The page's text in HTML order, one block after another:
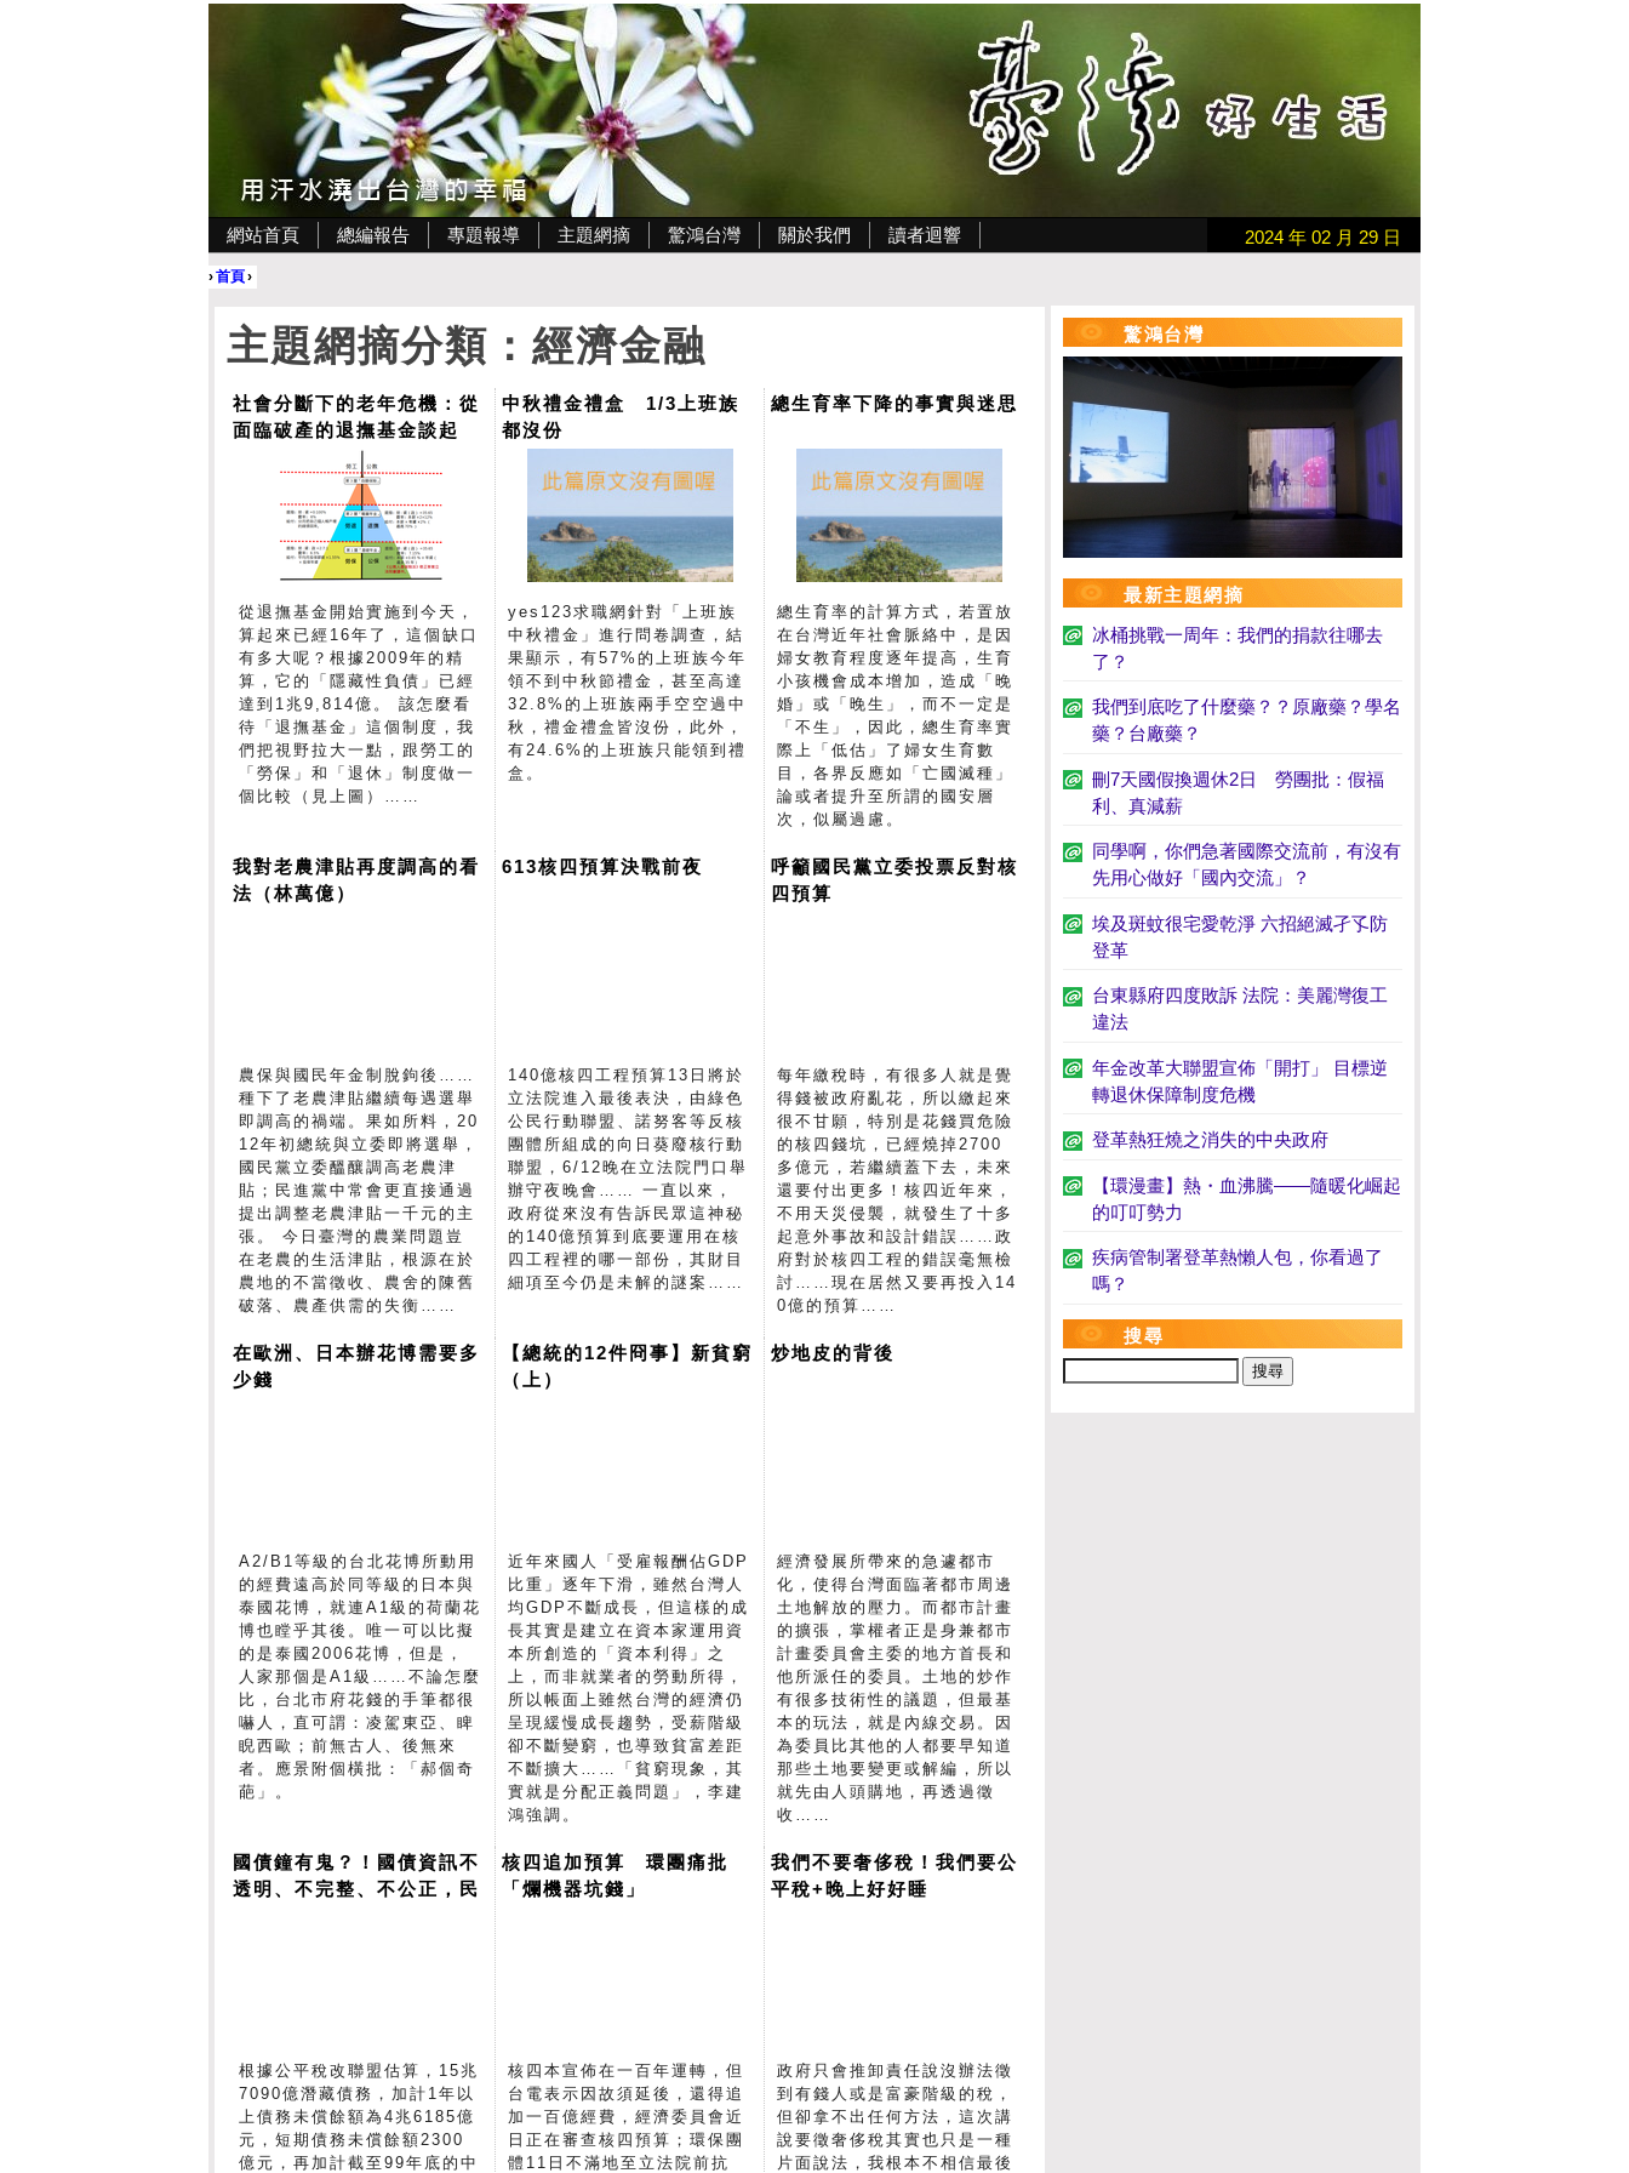
網站首頁 總編報告 專題報導 主題網摘 驚鴻台灣 關於我們 讀者迴響 2024 年 02 月 29 日
›首頁›
主題網摘分類：經濟金融
社會分斷下的老年危機：從
面臨破產的退撫基金談起
從退撫基金開始實施到今天，
算起來已經16年了，這個缺口
有多大呢？根據2009年的精
算，它的「隱藏性負債」已經
達到1兆9,814億。 該怎麼看
待「退撫基金」這個制度，我
們把視野拉大一點，跟勞工的
「勞保」和「退休」制度做一
個比較（見上圖）……
中秋禮金禮盒 1/3上班族
都沒份
yes123求職網針對「上班族
中秋禮金」進行問卷調查，結
果顯示，有57%的上班族今年
領不到中秋節禮金，甚至高達
32.8%的上班族兩手空空過中
秋，禮金禮盒皆沒份，此外，
有24.6%的上班族只能領到禮
盒。
總生育率下降的事實與迷思
總生育率的計算方式，若置放
在台灣近年社會脈絡中，是因
婦女教育程度逐年提高，生育
小孩機會成本增加，造成「晚
婚」或「晚生」，而不一定是
「不生」，因此，總生育率實
際上「低估」了婦女生育數
目，各界反應如「亡國滅種」
論或者提升至所謂的國安層
次，似屬過慮。
我對老農津貼再度調高的看
法（林萬億）
農保與國民年金制脫鉤後……
種下了老農津貼繼續每遇選舉
即調高的禍端。果如所料，20
12年初總統與立委即將選舉，
國民黨立委醞釀調高老農津
貼；民進黨中常會更直接通過
提出調整老農津貼一千元的主
張。 今日臺灣的農業問題豈
在老農的生活津貼，根源在於
農地的不當徵收、農舍的陳舊
破落、農產供需的失衡……
613核四預算決戰前夜
140億核四工程預算13日將於
立法院進入最後表決，由綠色
公民行動聯盟、諾努客等反核
團體所組成的向日葵廢核行動
聯盟，6/12晚在立法院門口舉
辦守夜晚會…… 一直以來，
政府從來沒有告訴民眾這神秘
的140億預算到底要運用在核
四工程裡的哪一部份，其財目
細項至今仍是未解的謎案……
呼籲國民黨立委投票反對核
四預算
每年繳稅時，有很多人就是覺
得錢被政府亂花，所以繳起來
很不甘願，特別是花錢買危險
的核四錢坑，已經燒掉2700
多億元，若繼續蓋下去，未來
還要付出更多！核四近年來，
不用天災侵襲，就發生了十多
起意外事故和設計錯誤……政
府對於核四工程的錯誤毫無檢
討……現在居然又要再投入14
0億的預算……
在歐洲、日本辦花博需要多
少錢
A2/B1等級的台北花博所動用
的經費遠高於同等級的日本與
泰國花博，就連A1級的荷蘭花
博也瞠乎其後。唯一可以比擬
的是泰國2006花博，但是，
人家那個是A1級……不論怎麼
比，台北市府花錢的手筆都很
嚇人，直可謂：凌駕東亞、睥
睨西歐；前無古人、後無來
者。應景附個橫批：「郝個奇
葩」。
【總統的12件冏事】新貧窮
（上）
近年來國人「受雇報酬佔GDP
比重」逐年下滑，雖然台灣人
均GDP不斷成長，但這樣的成
長其實是建立在資本家運用資
本所創造的「資本利得」之
上，而非就業者的勞動所得，
所以帳面上雖然台灣的經濟仍
呈現緩慢成長趨勢，受薪階級
卻不斷變窮，也導致貧富差距
不斷擴大……「貧窮現象，其
實就是分配正義問題」，李建
鴻強調。
炒地皮的背後
經濟發展所帶來的急遽都市
化，使得台灣面臨著都市周邊
土地解放的壓力。而都市計畫
的擴張，掌權者正是身兼都市
計畫委員會主委的地方首長和
他所派任的委員。土地的炒作
有很多技術性的議題，但最基
本的玩法，就是內線交易。因
為委員比其他的人都要早知道
那些土地要變更或解編，所以
就先由人頭購地，再透過徵
收……
國債鐘有鬼？！國債資訊不
透明、不完整、不公正，民
根據公平稅改聯盟估算，15兆
7090億潛藏債務，加計1年以
上債務未償餘額為4兆6185億
元，短期債務未償餘額2300
億元，再加計截至99年底的中
核四追加預算 環團痛批
「爛機器坑錢」
核四本宣佈在一百年運轉，但
台電表示因故須延後，還得追
加一百億經費，經濟委員會近
日正在審查核四預算；環保團
體11日不滿地至立法院前抗
我們不要奢侈稅！我們要公
平稅+晚上好好睡
政府只會推卸責任說沒辦法徵
到有錢人或是富豪階級的稅，
但卻拿不出任何方法，這次講
說要徵奢侈稅其實也只是一種
片面說法，我根本不相信最後
驚鴻台灣
最新主題網摘
冰桶挑戰一周年：我們的捐款往哪去
了？
我們到底吃了什麼藥？？原廠藥？學名
藥？台廠藥？
刪7天國假換週休2日 勞團批：假福
利、真減薪
同學啊，你們急著國際交流前，有沒有
先用心做好「國內交流」？
埃及斑蚊很宅愛乾淨 六招絕滅孑孓防
登革
台東縣府四度敗訴 法院：美麗灣復工
違法
年金改革大聯盟宣佈「開打」 目標逆
轉退休保障制度危機
登革熱狂燒之消失的中央政府
【環漫畫】熱・血沸騰——隨暖化崛起
的叮叮勢力
疾病管制署登革熱懶人包，你看過了
嗎？
搜尋